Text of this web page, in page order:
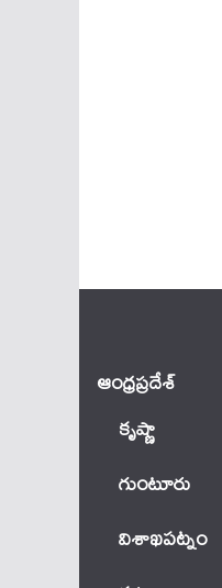
ఆంధ్ర‌ప్ర‌దేశ్
కృష్ణా
గుంటూరు
విశాఖపట్నం